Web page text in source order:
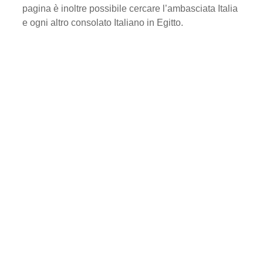
pagina è inoltre possibile cercare l’ambasciata Italia
e ogni altro consolato Italiano in Egitto.